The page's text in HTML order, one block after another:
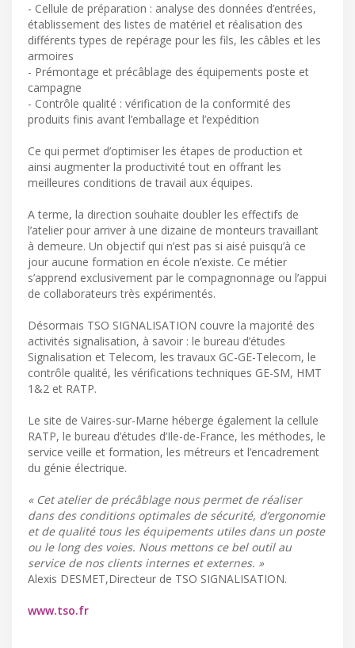
- Cellule de préparation : analyse des données d’entrées,
établissement des listes de matériel et réalisation des
différents types de repérage pour les fils, les câbles et les
armoires
- Prémontage et précâblage des équipements poste et
campagne
- Contrôle qualité : vérification de la conformité des
produits finis avant l’emballage et l’expédition
Ce qui permet d’optimiser les étapes de production et
ainsi augmenter la productivité tout en offrant les
meilleures conditions de travail aux équipes.
A terme, la direction souhaite doubler les effectifs de
l’atelier pour arriver à une dizaine de monteurs travaillant
à demeure. Un objectif qui n’est pas si aisé puisqu’à ce
jour aucune formation en école n’existe. Ce métier
s’apprend exclusivement par le compagnonnage ou l’appui
de collaborateurs très expérimentés.
Désormais TSO SIGNALISATION couvre la majorité des
activités signalisation, à savoir : le bureau d’études
Signalisation et Telecom, les travaux GC-GE-Telecom, le
contrôle qualité, les vérifications techniques GE-SM, HMT
1&2 et RATP.
Le site de Vaires-sur-Marne héberge également la cellule
RATP, le bureau d’études d’Ile-de-France, les méthodes, le
service veille et formation, les métreurs et l’encadrement
du génie électrique.
« Cet atelier de précâblage nous permet de réaliser
dans des conditions optimales de sécurité, d’ergonomie
et de qualité tous les équipements utiles dans un poste
ou le long des voies. Nous mettons ce bel outil au
service de nos clients internes et externes. »
Alexis DESMET,Directeur de TSO SIGNALISATION.
www.tso.fr